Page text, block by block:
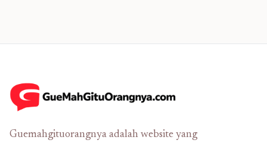
Guemahgituorangnya adalah website yang